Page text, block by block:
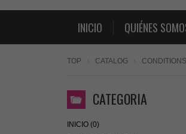
INICIO QUIÉNES
TOP CATALOG
CATEGORIA
INICIO (0)